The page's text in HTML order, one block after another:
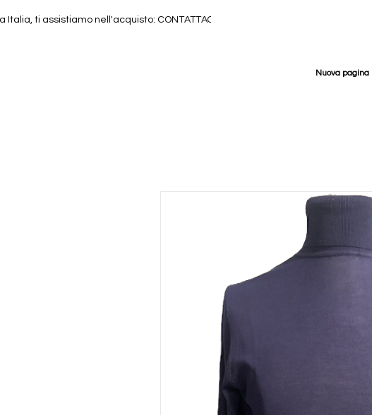
Italia, ti assistiamo nell'acquisto: CONTATTACI
Nuova pagina